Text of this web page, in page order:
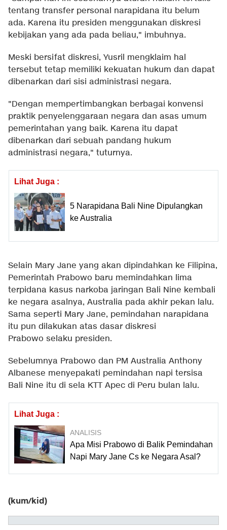
tentang transfer personal narapidana itu belum
ada. Karena itu presiden menggunakan diskresi
kebijakan yang ada pada beliau," imbuhnya.
Meski bersifat diskresi, Yusril mengklaim hal
tersebut tetap memiliki kekuatan hukum dan dapat
dibenarkan dari sisi administrasi negara.
"Dengan mempertimbangkan berbagai konvensi
praktik penyelenggaraan negara dan asas umum
pemerintahan yang baik. Karena itu dapat
dibenarkan dari sebuah pandang hukum
administrasi negara," tuturnya.
Lihat Juga :
5 Narapidana Bali Nine Dipulangkan
ke Australia
Selain Mary Jane yang akan dipindahkan ke Filipina,
Pemerintah Prabowo baru memindahkan lima
terpidana kasus narkoba jaringan Bali Nine kembali
ke negara asalnya, Australia pada akhir pekan lalu.
Sama seperti Mary Jane, pemindahan narapidana
itu pun dilakukan atas dasar diskresi
Prabowo selaku presiden.
Sebelumnya Prabowo dan PM Australia Anthony
Albanese menyepakati pemindahan napi tersisa
Bali Nine itu di sela KTT Apec di Peru bulan lalu.
Lihat Juga :
ANALISIS
Apa Misi Prabowo di Balik Pemindahan
Napi Mary Jane Cs ke Negara Asal?
(kum/kid)